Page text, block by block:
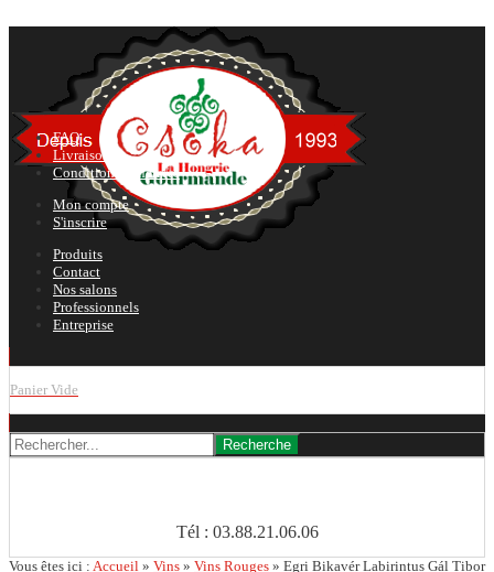
FAQ
Livraison
Conditions générales
Mon compte
S'inscrire
Produits
Contact
Nos salons
Professionnels
Entreprise
Panier Vide
Tél : 03.88.21.06.06
Vous êtes ici : Accueil » Vins » Vins Rouges » Egri Bikavér Labirintus Gál Tibor